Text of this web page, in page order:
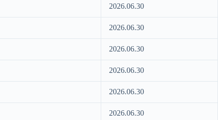
2026.06.30
2026.06.30
2026.06.30
2026.06.30
2026.06.30
2026.06.30